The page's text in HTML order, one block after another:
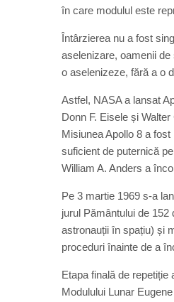
în care modulul este
Întârzierea nu a fost
aselenizare, oamenii
o aselenizeze, fără a o
Astfel, NASA a lansat
Donn F. Eisele și
Misiunea Apollo 8 a
suficient de puternică
William A. Anders a
Pe 3 martie 1969 s-a
jurul Pământului de
astronauții în spațiu) și
proceduri înainte de a
Etapa finală de
Modulului Lunar